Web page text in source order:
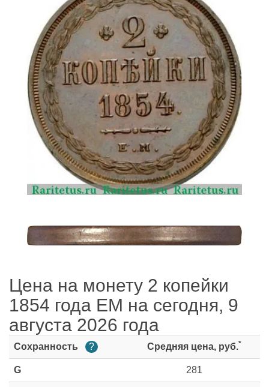
Цена на монету 2 копейки
1854 года ЕМ на сегодня, 9
августа 2026 года
Сохранность ? Средняя цена, руб.*
G 281